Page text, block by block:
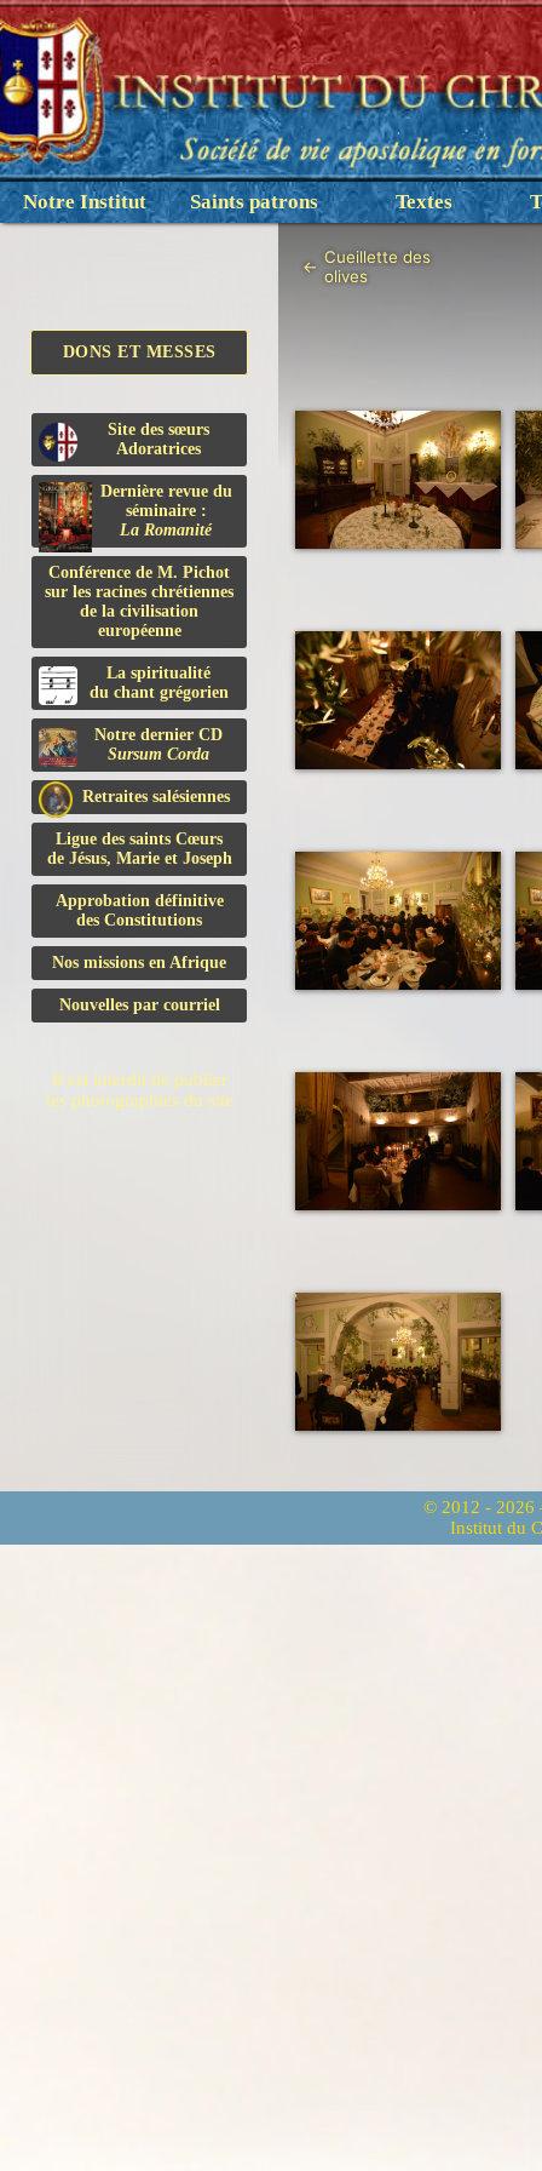
Notre Institut Saints patrons Textes
DONS ET MESSES
Site des sœurs
Adoratrices
Dernière revue du
séminaire :
La Romanité
Conférence de M. Pichot
sur les racines chrétiennes
de la civilisation
européenne
La spiritualité
du chant grégorien
Notre dernier CD
Sursum Corda
Retraites salésiennes
Ligue des saints Cœurs
de Jésus, Marie et Joseph
Approbation définitive
des Constitutions
Nos missions en Afrique
Nouvelles par courriel
Il est interdit de publier
les photographies du site
← Cueillette des
olives
© 2012 -
Institut du